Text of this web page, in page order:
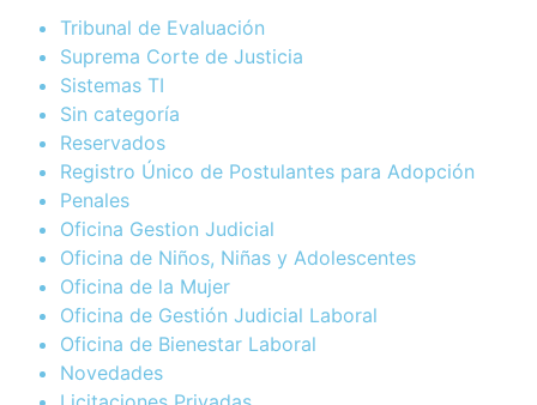
Tribunal de Evaluación
Suprema Corte de Justicia
Sistemas TI
Sin categoría
Reservados
Registro Único de Postulantes para Adopción
Penales
Oficina Gestion Judicial
Oficina de Niños, Niñas y Adolescentes
Oficina de la Mujer
Oficina de Gestión Judicial Laboral
Oficina de Bienestar Laboral
Novedades